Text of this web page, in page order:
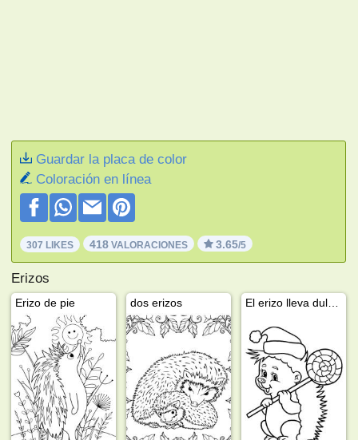
Guardar la placa de color
Coloración en línea
307 LIKES 418 VALORACIONES 3.65/5
Erizos
Erizo de pie dos erizos